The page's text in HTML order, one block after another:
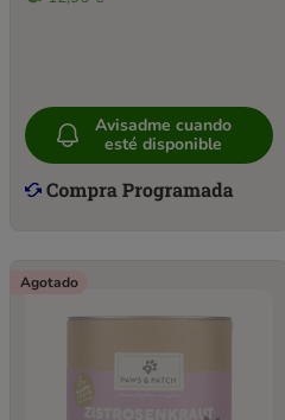
Avisadme cuando
esté disponible
Agotado